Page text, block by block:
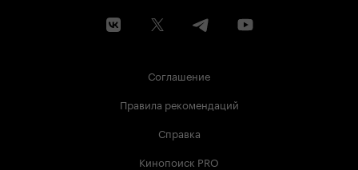
Соглашение
Правила рекомендаций
Справка
Кинопоиск PRO